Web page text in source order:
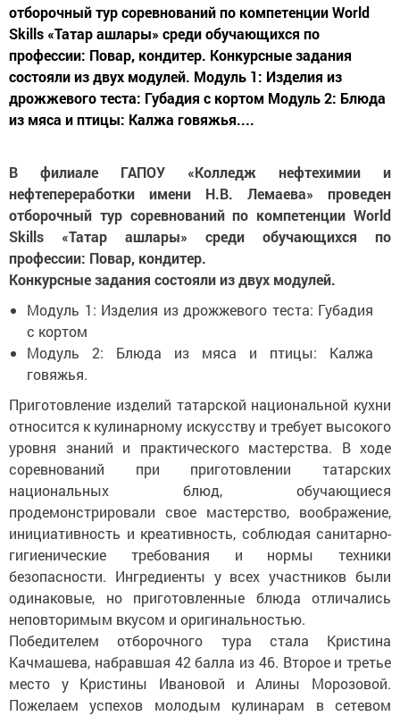
отборочный тур соревнований по компетенции World
Skills «Татар ашлары» среди обучающихся по
профессии: Повар, кондитер. Конкурсные задания
состояли из двух модулей. Модуль 1: Изделия из
дрожжевого теста: Губадия с кортом Модуль 2: Блюда
из мяса и птицы: Калжа говяжья....
В филиале ГАПОУ «Колледж нефтехимии и
нефтепереработки имени Н.В. Лемаева» проведен
отборочный тур соревнований по компетенции World
Skills «Татар ашлары» среди обучающихся по
профессии: Повар, кондитер.
Конкурсные задания состояли из двух модулей.
Модуль 1: Изделия из дрожжевого теста: Губадия
с кортом
Модуль 2: Блюда из мяса и птицы: Калжа
говяжья.
Приготовление изделий татарской национальной кухни
относится к кулинарному искусству и требует высокого
уровня знаний и практического мастерства. В ходе
соревнований при приготовлении татарских
национальных блюд, обучающиеся
продемонстрировали свое мастерство, воображение,
инициативность и креативность, соблюдая санитарно-
гигиенические требования и нормы техники
безопасности. Ингредиенты у всех участников были
одинаковые, но приготовленные блюда отличались
неповторимым вкусом и оригинальностью.
Победителем отборочного тура стала Кристина
Качмашева, набравшая 42 балла из 46. Второе и третье
место у Кристины Ивановой и Алины Морозовой.
Пожелаем успехов молодым кулинарам в сетевом